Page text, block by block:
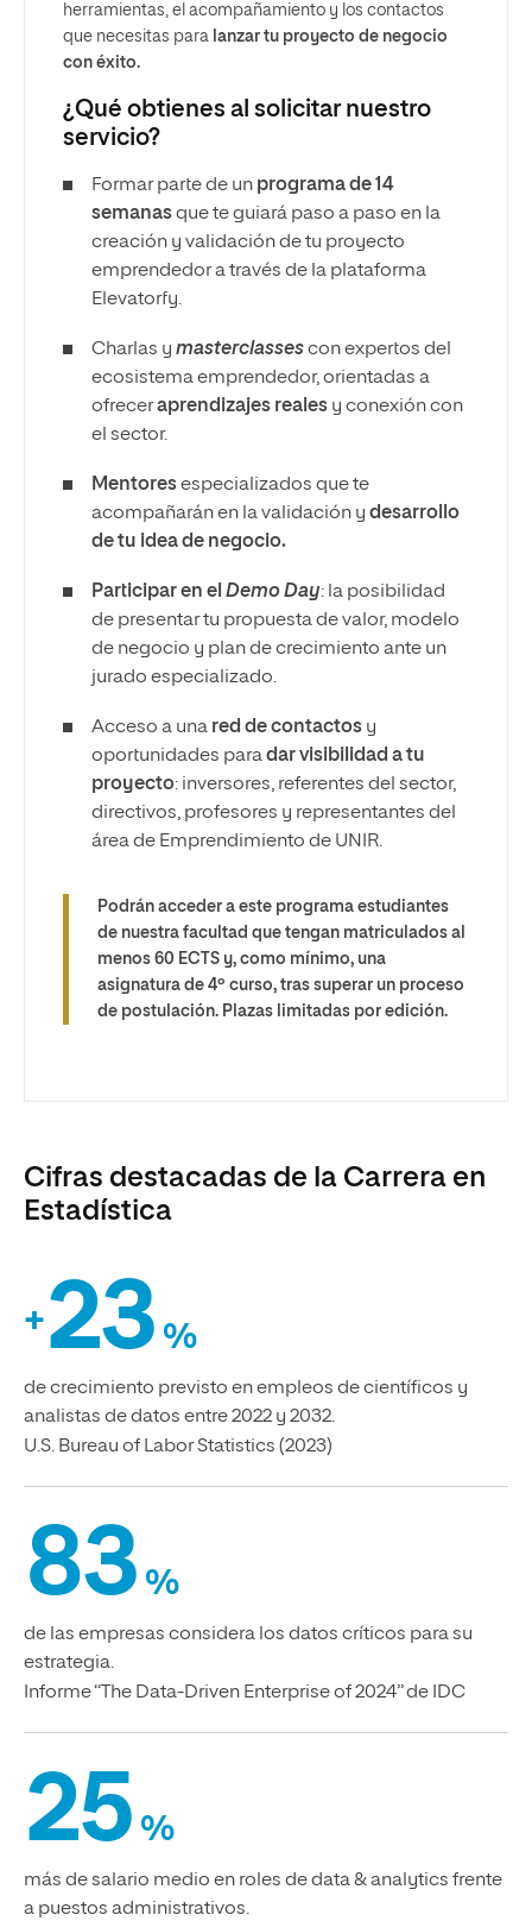
herramientas, el acompañamiento y los contactos
que necesitas para lanzar tu proyecto de negocio
con éxito.
¿Qué obtienes al solicitar nuestro
servicio?
Formar parte de un programa de 14
semanasque te guiará paso a paso en la
creación y validación de tu proyecto
emprendedor a través de la plataforma
Elevatorfy.
Charlas y masterclassescon expertos del
ecosistema emprendedor, orientadas a
ofreceraprendizajes reales y conexión con
el sector.
Mentoresespecializados que te
acompañarán en la validación y desarrollo
de tu idea de negocio.
Participar en el Demo Day: la posibilidad
de presentar tu propuesta de valor, modelo
de negocio y plan de crecimiento ante un
jurado especializado.
Acceso a una red de contactos y
oportunidades paradar visibilidad a tu
proyecto: inversores, referentes del sector,
directivos, profesores y representantes del
área de Emprendimiento de UNIR.
Podrán acceder a este programa estudiantes
de nuestra facultad que tengan matriculados al
menos 60 ECTS y, como mínimo, una
asignatura de 4º curso, tras superar un proceso
de postulación. Plazas limitadas por edición.
Cifras destacadas de la Carrera en
Estadística
+23 %
de crecimiento previsto en empleos de científicos y
analistas de datos entre 2022 y 2032.
U.S. Bureau of Labor Statistics (2023)
83 %
de las empresas considera los datos críticos para su
estrategia.
Informe “The Data-Driven Enterprise of 2024” de IDC
25 %
más de salario medio en roles de data & analytics frente
a puestos administrativos.